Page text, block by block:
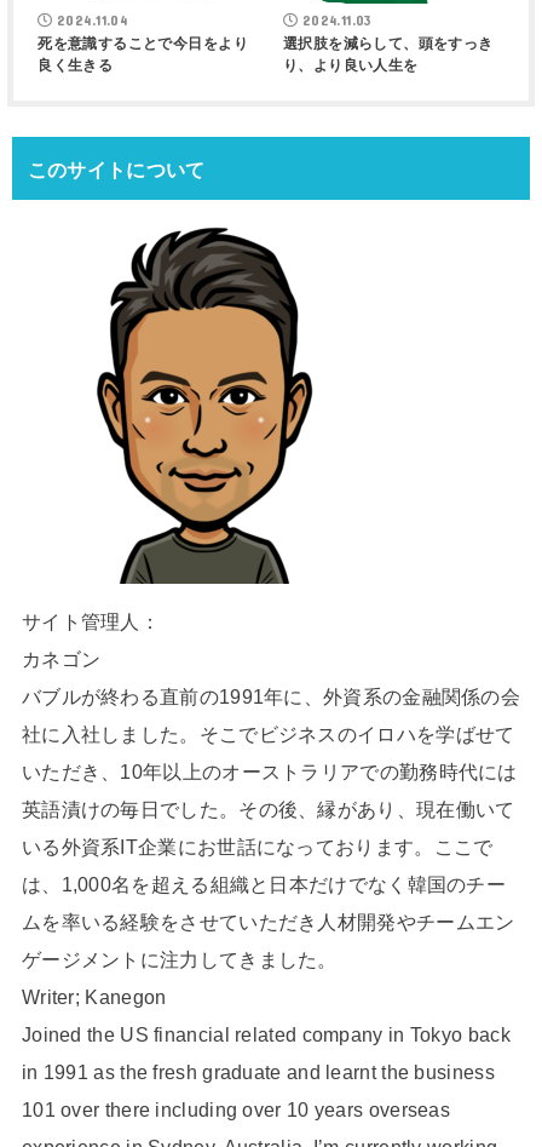
2024.11.04
死を意識することで今日をより
良く生きる
2024.11.03
選択肢を減らして、頭をすっき
り、より良い人生を
このサイトについて
サイト管理人：
カネゴン
バブルが終わる直前の1991年に、外資系の金融関係の会
社に入社しました。そこでビジネスのイロハを学ばせて
いただき、10年以上のオーストラリアでの勤務時代には
英語漬けの毎日でした。その後、縁があり、現在働いて
いる外資系IT企業にお世話になっております。ここで
は、1,000名を超える組織と日本だけでなく韓国のチー
ムを率いる経験をさせていただき人材開発やチームエン
ゲージメントに注力してきました。
Writer; Kanegon
Joined the US financial related company in Tokyo back
in 1991 as the fresh graduate and learnt the business
101 over there including over 10 years overseas